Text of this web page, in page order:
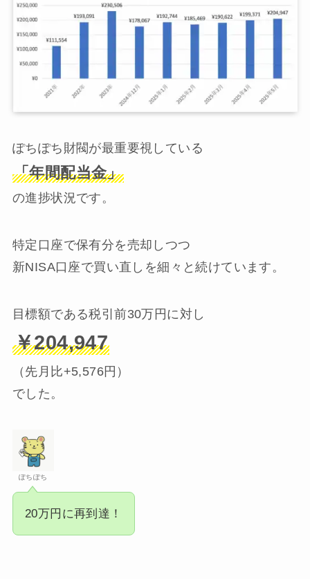
ぽちぽち財閥が最重要視している
「年間配当金」
の進捗状況です。
特定口座で保有分を売却しつつ
新NISA口座で買い直しを細々と続けています。
目標額である税引前30万円に対し
￥204,947
（先月比+5,576円）
でした。
ぽちぽち
20万円に再到達！